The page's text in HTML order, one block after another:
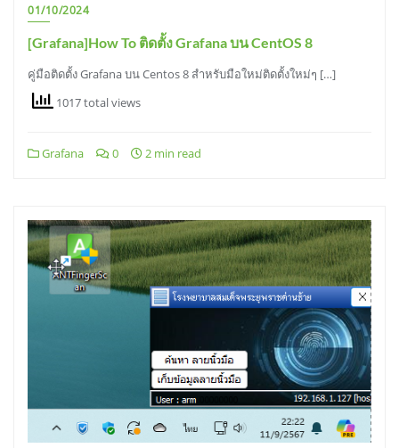
01/10/2024
[Grafana]How To ติดตั้ง Grafana บน CentOS 8
คู่มือติดตั้ง Grafana บน Centos 8 สำหรับมือใหม่ติดตั้งใหม่ๆ […]
1017 total views
Grafana 0 2 min read